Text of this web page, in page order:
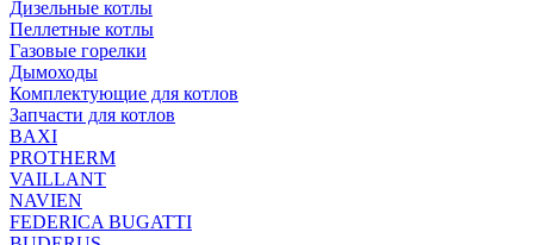
Дизельные котлы
Пеллетные котлы
Газовые горелки
Дымоходы
Комплектующие для котлов
Запчасти для котлов
BAXI
PROTHERM
VAILLANT
NAVIEN
FEDERICA BUGATTI